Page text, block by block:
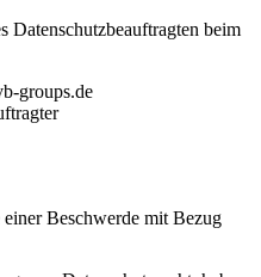
Datenschutzbeauftragten beim
groups.de
Beschwerde mit Bezug